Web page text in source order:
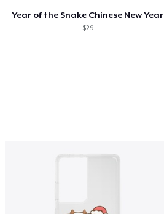
Year of the Snake Chinese New Year
$29